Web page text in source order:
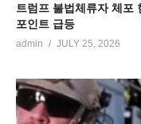
트럼프 불법체류자 체포
포인트 급등
admin JULY 25, 2026